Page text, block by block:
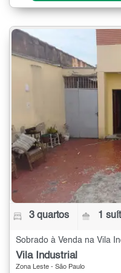
3 quartos 1
Sobrado à Venda na Vila
Vila Industrial
Zona Leste - São Paulo